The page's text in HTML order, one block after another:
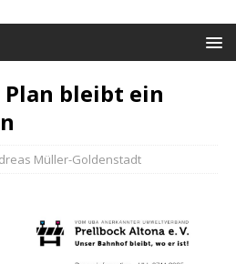
bleibt ein
Müller-Goldenstadt